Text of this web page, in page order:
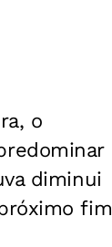
o
diminui
fim